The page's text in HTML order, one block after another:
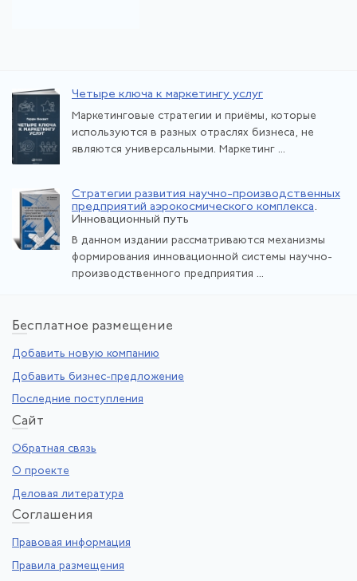
Четыре ключа к маркетингу услуг
Маркетинговые стратегии и приёмы, которые
используются в разных отраслях бизнеса, не
являются универсальными. Маркетинг ...
Стратегии развития научно-производственных
предприятий аэрокосмического комплекса.
Инновационный путь
В данном издании рассматриваются механизмы
формирования инновационной системы научно-
производственного предприятия ...
Бесплатное размещение
Добавить новую компанию
Добавить бизнес-предложение
Последние поступления
Сайт
Обратная связь
О проекте
Деловая литература
Соглашения
Правовая информация
Правила размещения